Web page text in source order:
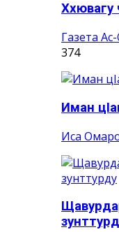
Ххювагу
Газета
374
Иман
Иса